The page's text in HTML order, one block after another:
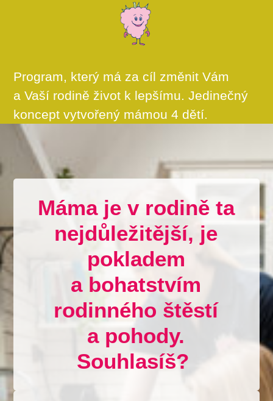
Program, který má za cíl změnit Vám
a Vaší rodině život k lepšímu. Jedinečný
koncept vytvořený mámou 4 dětí.
Máma je v rodině ta
nejdůležitější, je
pokladem
a bohatstvím
rodinného štěstí
a pohody.
Souhlasíš?